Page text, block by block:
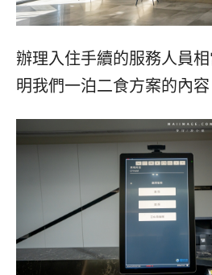
辦理入住手續的服務人員
明我們一泊二食方案的內容